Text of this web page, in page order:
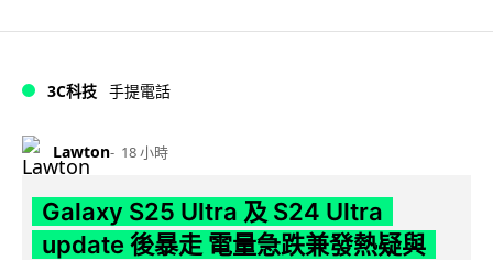
3C科技 手提電話
Lawton 18 小時
Galaxy S25 Ultra 及 S24 Ultra
update 後暴走 電量急跌兼發熱疑與